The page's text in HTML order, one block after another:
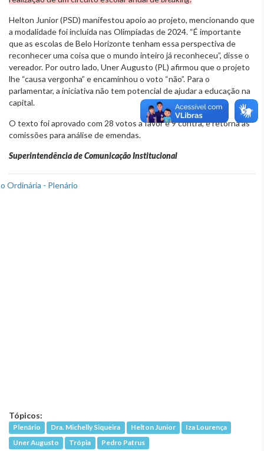
Helton Junior (PSD) manifestou apoio ao projeto, mencionando que
a modalidade foi incluída nas Olimpíadas de 2024. “É importante
que as escolas de Belo Horizonte tenham essa perspectiva de
reconhecer uma coisa que o mundo inteiro já reconheceu”, disse o
vereador. Por outro lado, Uner Augusto (PL) afirmou que o projeto
lhe “causa vergonha” e encaminhou o voto “não”. Para o
parlamentar, a iniciativa não tem potencial de ajudar a educação na
capital.
O texto foi aprovado com 28 votos a favor e 9 contra, e retorna às
comissões para análise de emendas.
Superintendência de Comunicação Institucional
Tópicos:
Plenário Dra. Michelly Siqueira Helton Junior
Iza Lourença
Uner Augusto
Trópia Pedro Patrus